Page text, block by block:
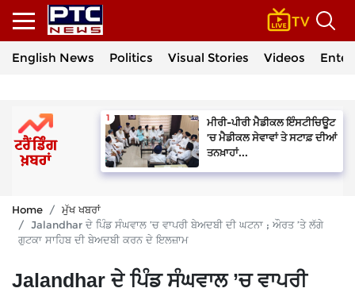
English News Politics Visual Stories Videos
ਮੀਰੀ-ਪੀਰੀ ਮੈਡੀਕਲ ਇੰਸਟੀਚਿਊਟ
’ਚ ਮੈਡੀਕਲ ਸੇਵਾਵਾਂ ਤੇ ਸਟਾਫ਼ ਦੀਆਂ
ਤਨਖ਼ਾਹਾਂ...
Home
ਮੁੱਖ ਖਬਰਾਂ
Jalandhar ਦੇ ਪਿੰਡ ਸੰਘਵਾਲ ’ਚ ਵਾਪਰੀ ਬੇਅਦਬੀ ਦੀ ਘਟਨਾ ; ਔਰਤ ’ਤੇ ਲੱਗੇ
ਗੁਟਕਾ ਸਾਹਿਬ ਦੀ ਬੇਅਦਬੀ ਕਰਨ ਦੇ ਇਲਜ਼ਾਮ
Jalandhar ਦੇ ਪਿੰਡ ਸੰਘਵਾਲ ’ਚ ਵਾਪਰੀ